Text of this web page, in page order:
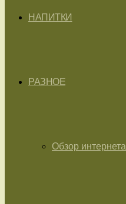
НАПИТКИ
РАЗНОЕ
Обзор интернета